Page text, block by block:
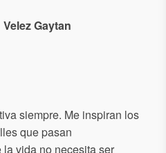
Velez Gaytan
siempre. Me inspiran los
que pasan
vida no necesita ser